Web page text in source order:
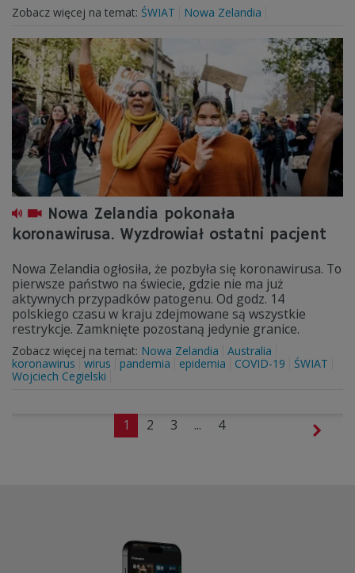
Zobacz więcej na temat: ŚWIAT Nowa Zelandia
Nowa Zelandia pokonała
koronawirusa. Wyzdrowiał ostatni pacjent
Nowa Zelandia ogłosiła, że pozbyła się koronawirusa. To
pierwsze państwo na świecie, gdzie nie ma już
aktywnych przypadków patogenu. Od godz. 14
polskiego czasu w kraju zdejmowane są wszystkie
restrykcje. Zamknięte pozostaną jedynie granice.
Zobacz więcej na temat: Nowa Zelandia
Australia
koronawirus
wirus pandemia epidemia COVID-19
ŚWIAT
Wojciech Cegielski
1 2 3 ... 4